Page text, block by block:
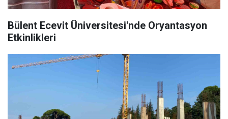
Bülent Ecevit Üniversitesi'nde Oryantasyon
Etkinlikleri